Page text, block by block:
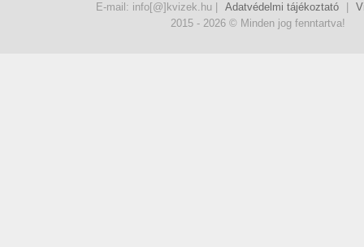
E-mail: info[@]kvizek.hu | Adatvédelmi tájékoztató
2015 - 2026 © Minden jog fenntartva!